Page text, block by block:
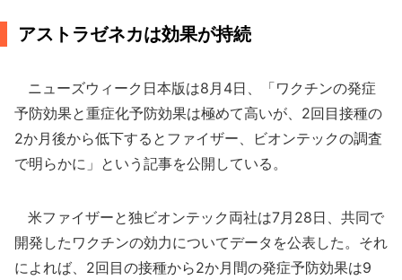
アストラゼネカは効果が持続
ニューズウィーク日本版は8月4日、「ワクチンの発症
予防効果と重症化予防効果は極めて高いが、2回目接種の
2か月後から低下するとファイザー、ビオンテックの調査
で明らかに」という記事を公開している。
米ファイザーと独ビオンテック両社は7月28日、共同で
開発したワクチンの効力についてデータを公表した。それ
によれば、2回目の接種から2か月間の発症予防効果は9